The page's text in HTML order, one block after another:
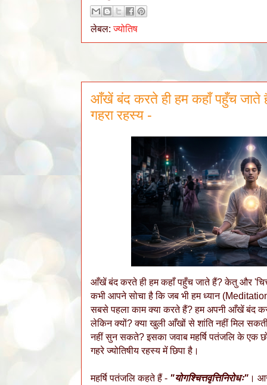
लेबल:ज्योतिष
आँखें बंद करते ही हम कहाँ पहुँच जाते
गहरा रहस्य -
आँखें बंद करते ही हम कहाँ पहुँच जाते हैं? केतु और
कभी आपने सोचा है कि जब भी हम ध्यान
सबसे पहला काम क्या करते हैं? हम अपनी आँखें बंद
लेकिन क्यों? क्या खुली आँखों से शांति नहीं मिल
नहीं सुन सकते? इसका जवाब महर्षि पतंजलि के एक
गहरे ज्योतिषीय रहस्य में छिपा है।
महर्षि पतंजलि कहते हैं - "योगश्चित्तवृत्तिनिरोधः" ।